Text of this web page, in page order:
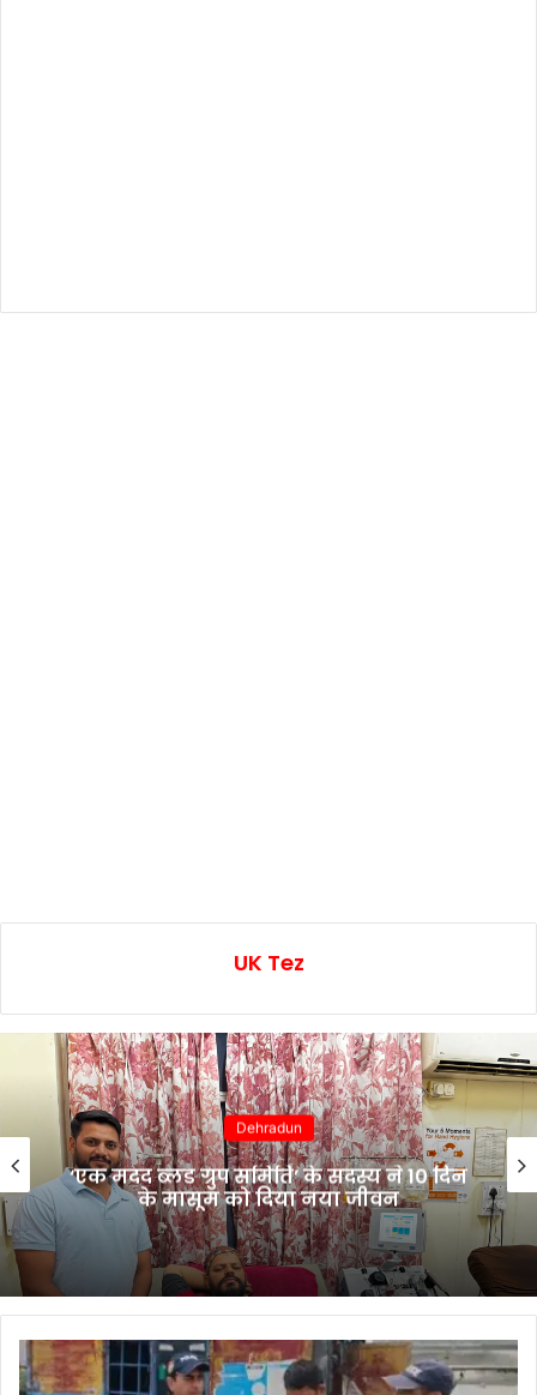
UK Tez
Dehradun
‘एक मदद ब्लड ग्रुप समिति’ के सदस्य ने 10 दिन
के मासूम को दिया नया जीवन